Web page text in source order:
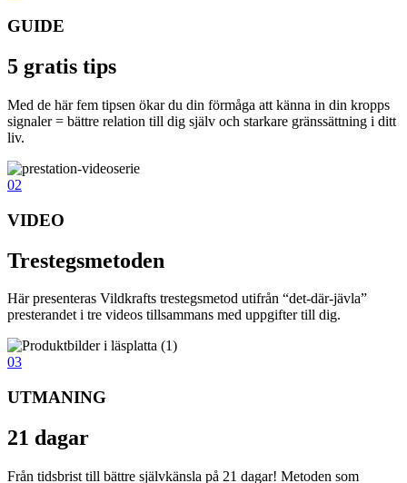
GUIDE
5 gratis tips
Med de här fem tipsen ökar du din förmåga att känna in din kropps
signaler = bättre relation till dig själv och starkare gränssättning i ditt
liv.
02
VIDEO
Trestegsmetoden
Här presenteras Vildkrafts trestegsmetod utifrån “det-där-jävla”
presterandet i tre videos tillsammans med uppgifter till dig.
03
UTMANING
21 dagar
Från tidsbrist till bättre självkänsla på 21 dagar! Metoden som